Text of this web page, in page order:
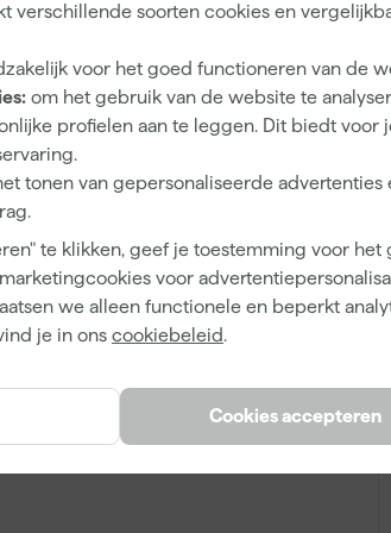
verschillende soorten cookies en
voor het goed functioneren van de
om het gebruik van de website te
profielen aan te leggen. Dit biedt voor
tonen van gepersonaliseerde advertenties
te klikken, geef je toestemming voor het
voor
we alleen functionele en beperkt
je in ons cookiebeleid.
Cookies accepteren